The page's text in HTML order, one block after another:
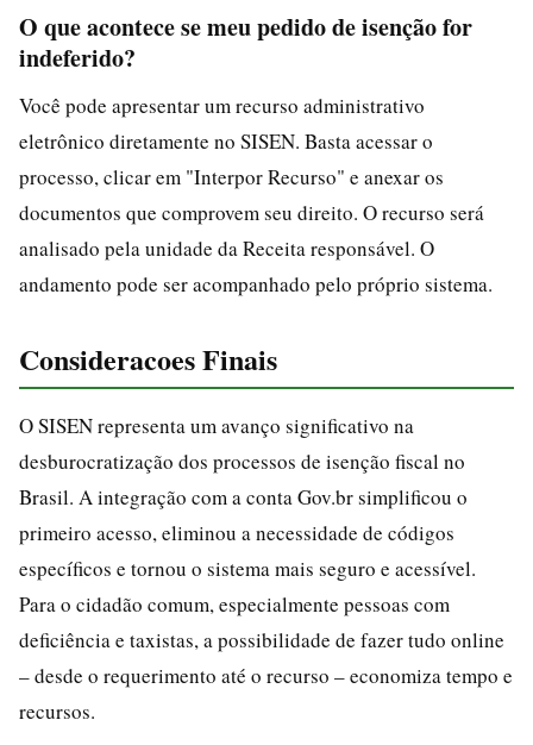
O que acontece se meu pedido de isenção for
indeferido?
Você pode apresentar um recurso administrativo
eletrônico diretamente no SISEN. Basta acessar o
processo, clicar em "Interpor Recurso" e anexar os
documentos que comprovem seu direito. O recurso será
analisado pela unidade da Receita responsável. O
andamento pode ser acompanhado pelo próprio sistema.
Consideracoes Finais
O SISEN representa um avanço significativo na
desburocratização dos processos de isenção fiscal no
Brasil. A integração com a conta Gov.br simplificou o
primeiro acesso, eliminou a necessidade de códigos
específicos e tornou o sistema mais seguro e acessível.
Para o cidadão comum, especialmente pessoas com
deficiência e taxistas, a possibilidade de fazer tudo online
– desde o requerimento até o recurso – economiza tempo e
recursos.